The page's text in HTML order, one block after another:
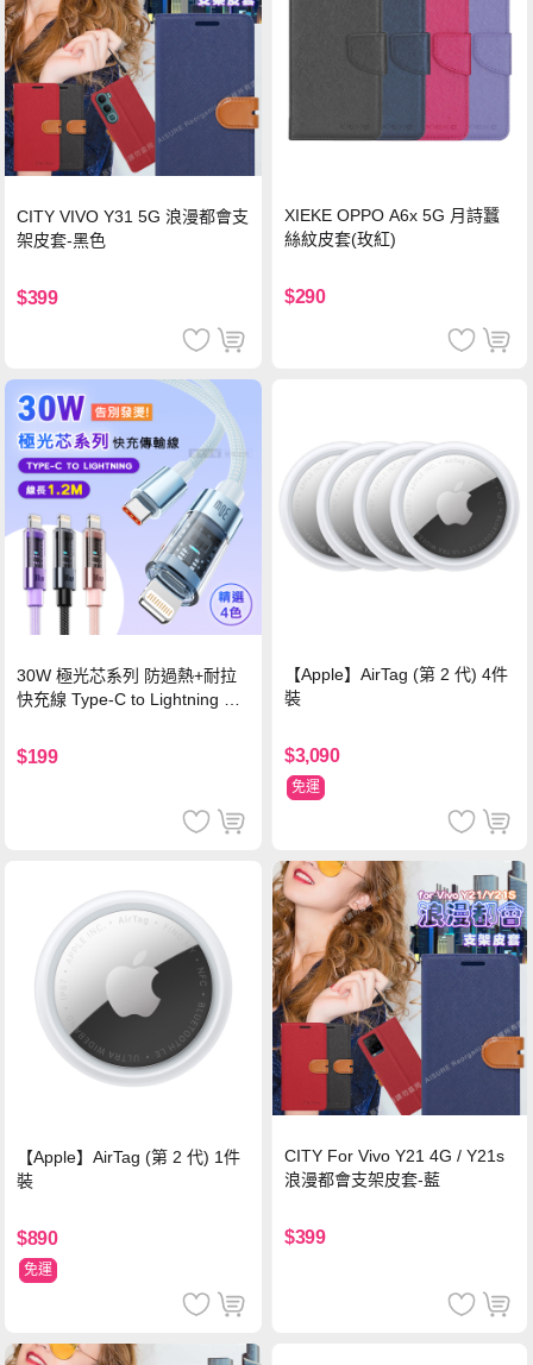
CITY VIVO Y31 5G 浪漫都會支
架皮套-黑色
$399
XIEKE OPPO A6x 5G 月詩蠶
絲紋皮套(玫紅)
$290
30W 極光芯系列 防過熱+耐拉
快充線 Type-C to Lightning 傳
$199
【Apple】AirTag (第 2 代) 4件
裝
$3,090
免運
【Apple】AirTag (第 2 代) 1件
裝
$890
免運
CITY For Vivo Y21 4G / Y21s
浪漫都會支架皮套-藍
$399